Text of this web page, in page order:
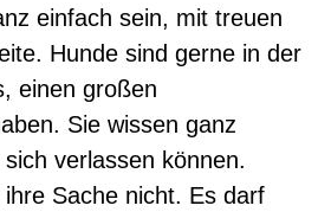
einfach sein, mit treuen
Hunde sind gerne in der
einen großen
Sie wissen ganz
verlassen können.
Sache nicht. Es darf